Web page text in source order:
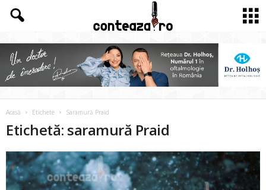
Acasă Etichete Saramură Praid
Etichetă: saramură Praid